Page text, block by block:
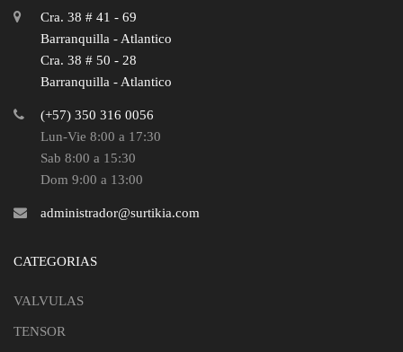
Cra. 38 # 41 - 69
Barranquilla - Atlantico
Cra. 38 # 50 - 28
Barranquilla - Atlantico
(+57) 350 316 0056
Lun-Vie 8:00 a 17:30
Sab 8:00 a 15:30
Dom 9:00 a 13:00
administrador@surtikia.com
CATEGORIAS
VALVULAS
TENSOR